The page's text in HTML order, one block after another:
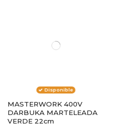
Disponible
MASTERWORK 400V
DARBUKA MARTELEADA
VERDE 22cm